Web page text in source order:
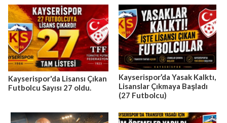
Kayserispor'da Lisansı Çıkan
Futbolcu Sayısı 27 oldu.
Kayserispor’da Yasak Kalktı,
Lisanslar Çıkmaya Başladı
(27 Futbolcu)